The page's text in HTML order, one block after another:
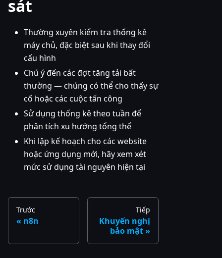
sát
Thường xuyên kiểm tra thống kê
máy chủ, đặc biệt sau khi thay đổi
cấu hình
Chú ý đến các đợt tăng tải bất
thường — chúng có thể cho thấy sự
cố hoặc các cuộc tấn công
Sử dụng thống kê theo tuần để
phân tích xu hướng tổng thể
Khi lập kế hoạch cho các website
hoặc ứng dụng mới, hãy xem xét
mức sử dụng tài nguyên hiện tại
Trước
n8n
Tiếp
Khuyến nghị
bảo mật